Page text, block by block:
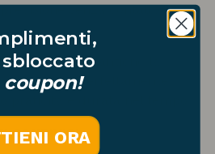
senza contatto
, il secchiello mantiene la
e resiste perfettamente
praticità e durata nel tempo.
CONDIVISI
coupon!
ORA